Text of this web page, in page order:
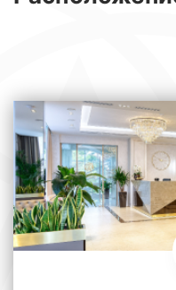
пространство под
консьерж-услуг и
обслуживание
комплекса
технологиями,
видеонаблюдение